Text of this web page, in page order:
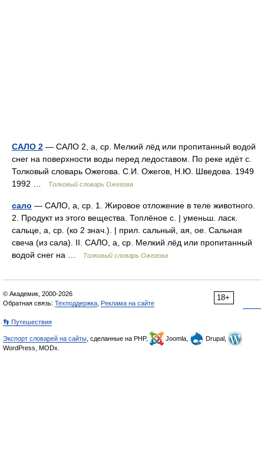
САЛО 2 — САЛО 2, а, ср. Мелкий лёд или пропитанный водой
снег на поверхности воды перед ледоставом. По реке идёт с.
Толковый словарь Ожегова. С.И. Ожегов, Н.Ю. Шведова. 1949
1992 …
Толковый словарь Ожегова
сало — САЛО, а, ср. 1. Жировое отложение в теле животного.
2. Продукт из этого вещества. Топлёное с. | уменьш. ласк.
сальце, а, ср. (ко 2 знач.). | прил. сальный, ая, ое. Сальная
свеча (из сала). II. САЛО, а, ср. Мелкий лёд или пропитанный
водой снег на …
Толковый словарь Ожегова
18+
© Академик, 2000-2026
Обратная связь: Техподдержка Реклама на сайте
👣 Путешествия
Экспорт словарей на сайты , сделанные на PHP, Joomla,
Drupal,
WordPress, MODx.